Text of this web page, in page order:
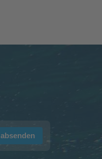
absenden